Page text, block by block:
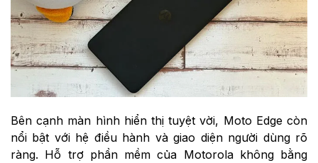
Bên cạnh màn hình hiển thị tuyệt vời, Moto Edge còn
nổi bật với hệ điều hành và giao diện người dùng rõ
ràng. Hỗ trợ phần mềm của Motorola không bằng